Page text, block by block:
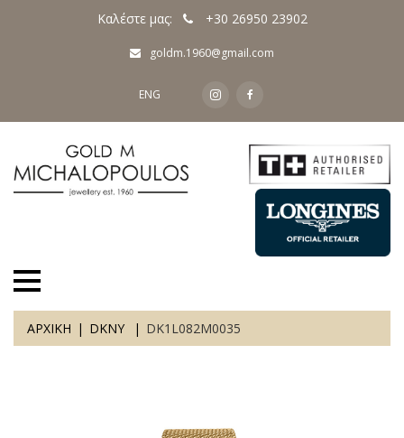
Καλέστε μας: +30 26950 23902
goldm.1960@gmail.com
ENG
ΑΡΧΙΚΗ DKNY DK1L082M0035